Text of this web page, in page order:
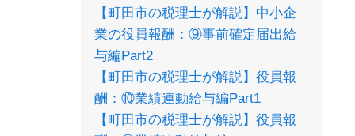
【町田市の税理士が解説】中小企
業の役員報酬：⑨事前確定届出給
与編Part2
【町田市の税理士が解説】役員報
酬：⑩業績連動給与編Part1
【町田市の税理士が解説】役員報